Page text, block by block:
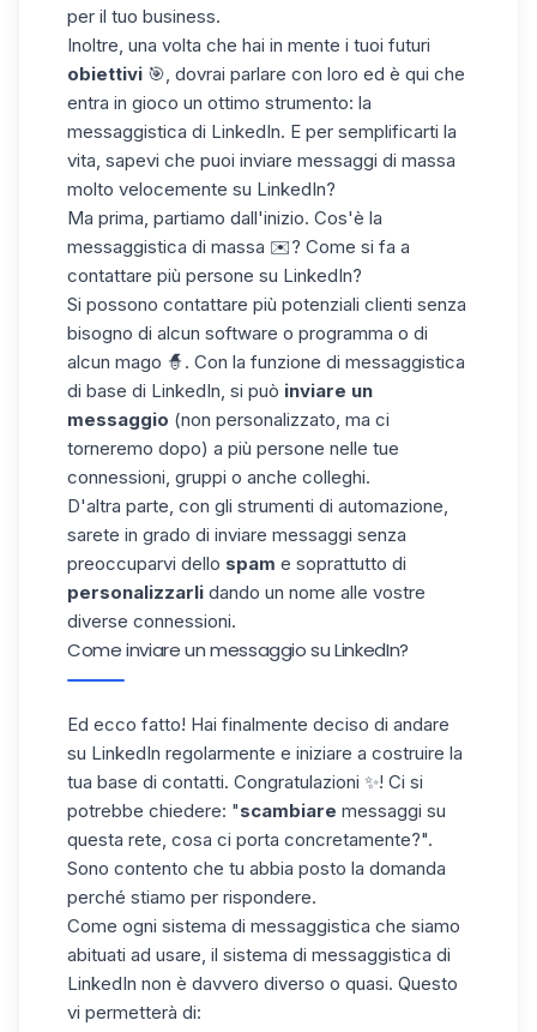
per il tuo business.
Inoltre, una volta che hai in mente i tuoi futuri
obiettivi 🎯, dovrai parlare con loro ed è qui che
entra in gioco un ottimo strumento: la
messaggistica di LinkedIn. E per semplificarti la
vita, sapevi che puoi inviare messaggi di massa
molto velocemente su LinkedIn?
Ma prima, partiamo dall'inizio. Cos'è la
messaggistica di massa ✉️? Come si fa a
contattare più persone su LinkedIn?
Si possono contattare più potenziali clienti senza
bisogno di alcun software o programma o di
alcun mago 🧙. Con la funzione di messaggistica
di base di LinkedIn, si può inviare un
messaggio (non personalizzato, ma ci
torneremo dopo) a più persone nelle tue
connessioni, gruppi o anche colleghi.
D'altra parte, con gli strumenti di automazione,
sarete in grado di inviare messaggi senza
preoccuparvi dello spam e soprattutto di
personalizzarli dando un nome alle vostre
diverse connessioni.
Come inviare un messaggio su LinkedIn?
Ed ecco fatto! Hai finalmente deciso di andare
su LinkedIn regolarmente e iniziare a costruire la
tua base di contatti. Congratulazioni ✨! Ci si
potrebbe chiedere: "scambiare messaggi su
questa rete, cosa ci porta concretamente?".
Sono contento che tu abbia posto la domanda
perché stiamo per rispondere.
Come ogni sistema di messaggistica che siamo
abituati ad usare, il sistema di messaggistica di
LinkedIn non è davvero diverso o quasi. Questo
vi permetterà di: